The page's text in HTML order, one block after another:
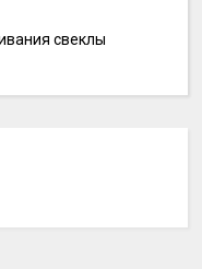
свеклы